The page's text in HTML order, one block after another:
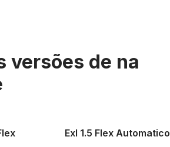
versões de na
Exl 1.5 Flex Automatico